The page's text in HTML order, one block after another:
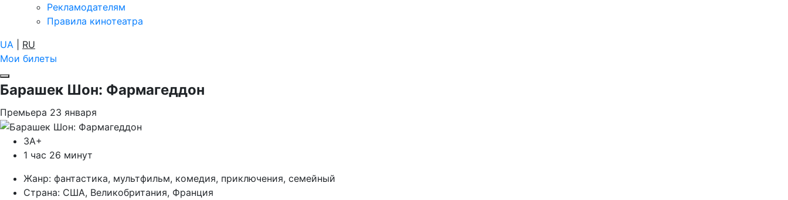
Рекламодателям
Правила кинотеатра
UA
RU
Мои билеты
Барашек Шон: Фармагеддон
Премьера 23 января
ЗА+
1 час 26 минут
Жанр: фантастика, мультфильм, комедия, приключения, семейный
Страна: США, Великобритания, Франция